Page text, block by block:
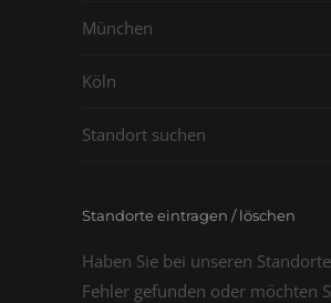
München
Köln
Standort suchen
Standorte eintragen / löschen
Haben Sie bei unseren
Fehler gefunden oder möchten